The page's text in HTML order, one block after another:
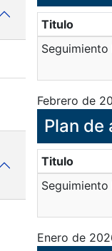
Titulo
Febrero de
Plan
Titulo
Enero de